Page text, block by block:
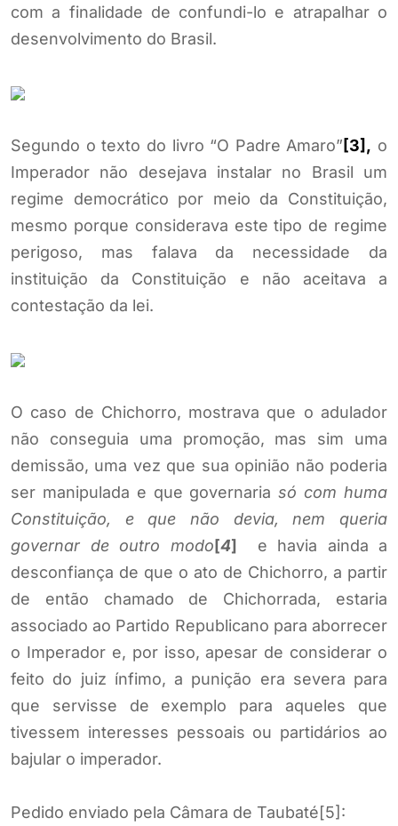
com a finalidade de confundi-lo e atrapalhar o
desenvolvimento do Brasil.
Segundo o texto do livro “O Padre Amaro”[3], o
Imperador não desejava instalar no Brasil um
regime democrático por meio da Constituição,
mesmo porque considerava este tipo de regime
perigoso, mas falava da necessidade da
instituição da Constituição e não aceitava a
contestação da lei.
O caso de Chichorro, mostrava que o adulador
não conseguia uma promoção, mas sim uma
demissão, uma vez que sua opinião não poderia
ser manipulada e que governariasó com huma
Constituição, e que não devia, nem queria
governar de outro modo[4] e havia ainda a
desconfiança de que o ato de Chichorro, a partir
de então chamado de Chichorrada, estaria
associado ao Partido Republicano para aborrecer
o Imperador e, por isso, apesar de considerar o
feito do juiz ínfimo, a punição era severa para
que servisse de exemplo para aqueles que
tivessem interesses pessoais ou partidários ao
bajular o imperador.
Pedido enviado pela Câmara de Taubaté[5]: